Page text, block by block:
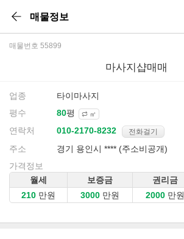
매물정보
매물번호 55899
마사지샵매매
업종
타이마사지
평수
평 ㎡
연락처 전화걸기
주소
경기 용인시 **** (주소비공개)
가격정보
월세
보증금 권리금
만원
만원 만원